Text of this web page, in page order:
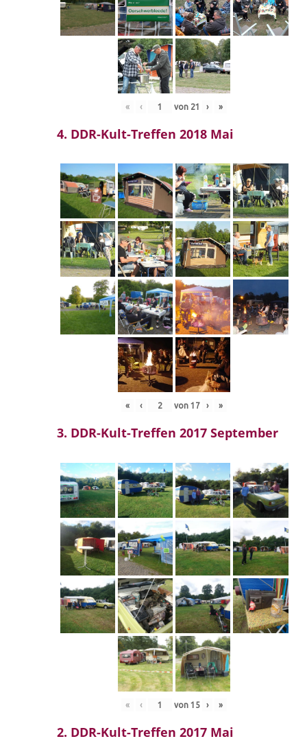
« ‹ von 21 › »
4. DDR-Kult-Treffen 2018 Mai
« ‹ von 17 › »
3. DDR-Kult-Treffen 2017 September
« ‹ von 15 › »
2. DDR-Kult-Treffen 2017 Mai